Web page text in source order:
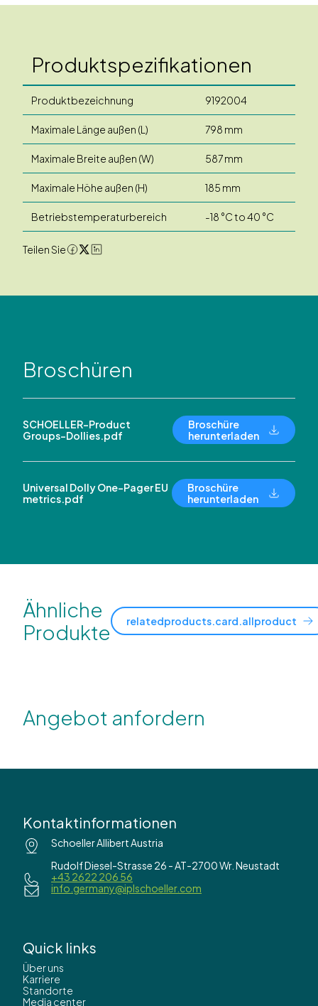
Produktspezifikationen
Produktbezeichnung 9192004
Maximale Länge außen (L) 798 mm
Maximale Breite außen (W) 587 mm
Maximale Höhe außen (H) 185 mm
Betriebstemperaturbereich -18 °C to 40 °C
Teilen Sie
Broschüren
SCHOELLER-Product
Groups-Dollies.pdf
Broschüre
herunterladen
Universal Dolly One-Pager EU
metrics.pdf
Broschüre
herunterladen
Ähnliche
Produkte
relatedproducts.card.allproduct
Angebot anfordern
Kontaktinformationen
Schoeller Allibert Austria
Rudolf Diesel-Strasse 26 - AT-2700 Wr. Neustadt
+43 2622 206 56
info.germany@iplschoeller.com
Quick links
Über uns
Karriere
Standorte
Media center